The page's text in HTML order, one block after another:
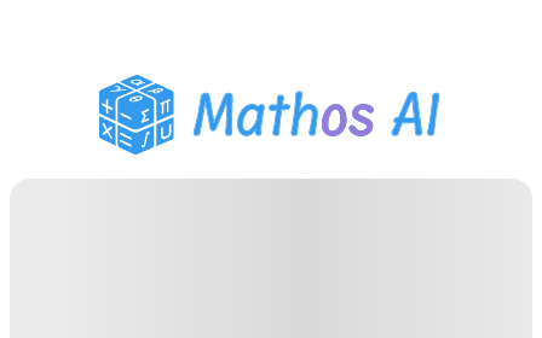
PDF Läxhjälp
Studieverktyg